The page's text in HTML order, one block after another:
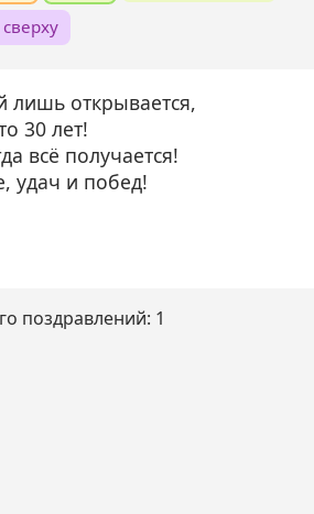
лишь открывается,
30 лет!
всё получается!
удач и побед!
поздравлений: 1